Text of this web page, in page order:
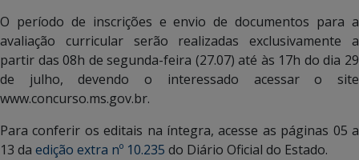
O período de inscrições e envio de documentos para a
avaliação curricular serão realizadas exclusivamente a
partir das 08h de segunda-feira (27.07) até às 17h do dia 29
de julho, devendo o interessado acessar o site
www.concurso.ms.gov.br.
Para conferir os editais na íntegra, acesse as páginas 05 a
13 da edição extra nº 10.235 do Diário Oficial do Estado.